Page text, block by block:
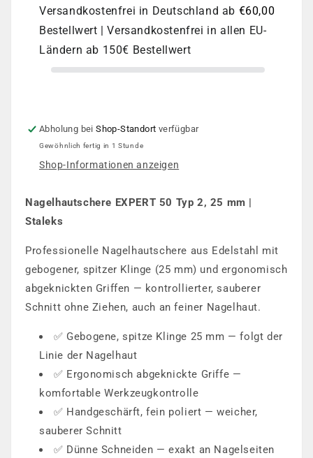
gebogene
Klinge,
25
gebogene
Klinge,
25
Versandkostenfrei in Deutschland ab €60,00
Bestellwert | Versandkostenfrei in allen EU-
Ländern ab 150€ Bestellwert
Abholung beiShop-Standort verfügbar
Gewöhnlich fertig in 1 Stunde
Shop-Informationen anzeigen
Nagelhautschere EXPERT 50 Typ 2, 25 mm |
Staleks
Professionelle Nagelhautschere aus Edelstahl mit
gebogener, spitzer Klinge (25 mm) und ergonomisch
abgeknickten Griffen — kontrollierter, sauberer
Schnitt ohne Ziehen, auch an feiner Nagelhaut.
✅ Gebogene, spitze Klinge 25 mm — folgt der
Linie der Nagelhaut
✅ Ergonomisch abgeknickte Griffe —
komfortable Werkzeugkontrolle
✅ Handgeschärft, fein poliert — weicher,
sauberer Schnitt
✅ Dünne Schneiden — exakt an Nagelseiten